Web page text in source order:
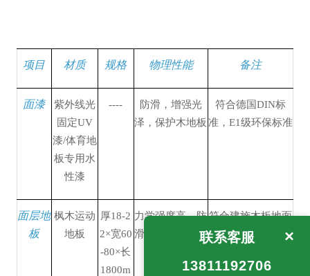
项目 材质 规格 物理性能 备注
面漆
紫外线光
固定UV
漆/体育地
板专用水
性漆
----
防滑，增强光
泽，保护木地板
符合德国DIN标
准，E1级环保标准
面层地
板
枫木运动
地板
厚18-2
2×宽60
-80×长
1800m
力学强度高，防
滑、耐磨性能好
符合建施木板地面
要求GB50209—95
木地板
×
联系客服
13811192706